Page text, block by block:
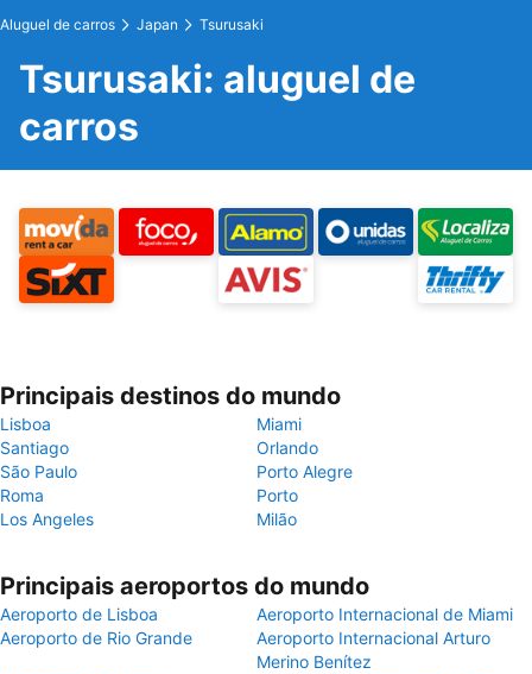
Aluguel de carros Japan Tsurusaki
Tsurusaki: aluguel de
carros
Principais destinos do mundo
Lisboa
Miami
Santiago
Orlando
São Paulo
Porto Alegre
Roma
Porto
Los Angeles
Milão
Principais aeroportos do mundo
Aeroporto de Lisboa
Aeroporto Internacional de Miami
Aeroporto de Rio Grande
Aeroporto Internacional Arturo
Merino Benítez